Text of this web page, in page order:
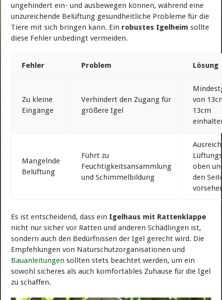
ungehindert ein- und ausbewegen können, während eine
unzureichende Belüftung gesundheitliche Probleme für die
Tiere mit sich bringen kann. Ein robustes Igelheim sollte
diese Fehler unbedingt vermeiden.
Fehler Problem Lösung
Zu kleine
Eingänge
Verhindert den Zugang für
größere Igel
von
13cm
Mangelnde
Belüftung
Führt zu
Feuchtigkeitsansammlung
und Schimmelbildung
oben
den
Es ist entscheidend, dass ein Igelhaus mit Rattenklappe
nicht nur sicher vor Ratten und anderen Schädlingen ist,
sondern auch den Bedürfnissen der Igel gerecht wird. Die
Empfehlungen von Naturschutzorganisationen und
Bauanleitungen sollten stets beachtet werden, um ein
sowohl sicheres als auch komfortables Zuhause für die Igel
zu schaffen.